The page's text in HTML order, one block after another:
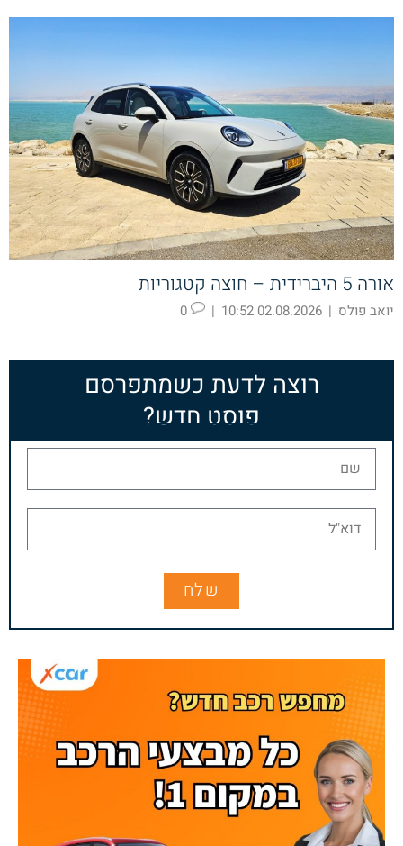
אורה 5 היברידית – חוצה קטגוריות
יואב פולס |
02.08.2026 10:52
|
רוצה לדעת כשמתפרסם
פוסט חדש?
שלח